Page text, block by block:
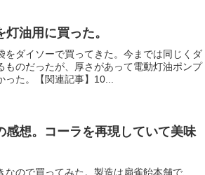
油用に買った。
ダイソーで買ってきた。今までは同じくダ
のだったが、厚さがあって電動灯油ポンプ
った。【関連記事】10...
想。コーラを再現していて美味
ので買ってみた。製造は扇雀飴本舗で、